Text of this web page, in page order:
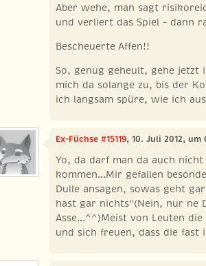
Aber wehe, man sagt
und verliert das Spiel - dann
Bescheuerte Affen!!
So, genug geheult, gehe jetzt
mich da solange zu, bis der
ich langsam spüre, wie ich
Ex-Füchse #15119, 10. Juli 2012, um
Yo, da darf man da auch
kommen...Mir gefallen
Dulle ansagen, sowas geht
hast gar nichts"(Nein, nur ne
Asse...^^)Meist von Leuten die
und sich freuen, dass die fast